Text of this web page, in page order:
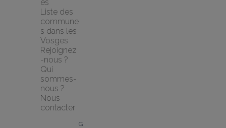
es
Liste des
commune
s dans les
Vosges
Rejoignez
-nous ?
Qui
sommes-
nous ?
Nous
contacter
G